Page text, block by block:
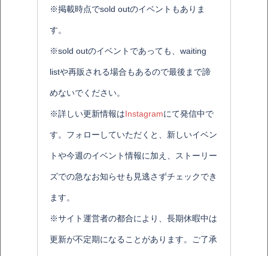
※掲載時点でsold outのイベントもありま
す。
※sold outのイベントであっても、waiting
listや再販される場合もあるので最後まで諦
めないでください。
※詳しい更新情報はInstagramにて発信中で
す。フォローしていただくと、新しいイベン
トや今週のイベント情報に加え、ストーリー
ズでの急なお知らせも見逃さずチェックでき
ます。
※サイト運営者の都合により、長期休暇中は
更新が不定期になることがあります。ご了承